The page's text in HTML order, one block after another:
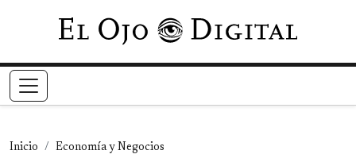
Pasar al contenido principal
Inicio
Economía y Negocios